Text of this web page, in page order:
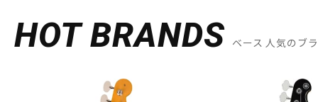
HOT BRANDS ベース 人気のブ